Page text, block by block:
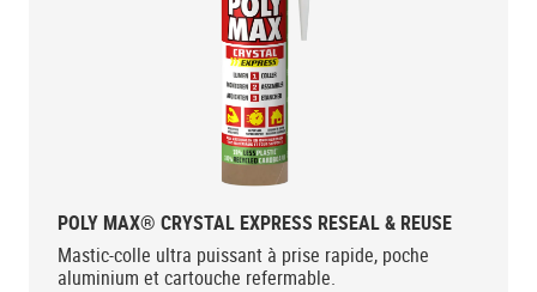
POLY MAX® CRYSTAL EXPRESS RESEAL & REUSE
Mastic-colle ultra puissant à prise rapide, poche
aluminium et cartouche refermable.